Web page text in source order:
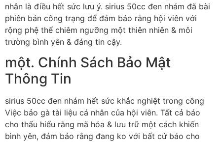
nhân là điều hết sức lưu ý. sirius 50cc đen nhám đã bài
phiên bản công trạng để đảm bảo rằng hội viên với
rộng phệ thể chiêm ngưỡng một thiên nhiên & môi
trường bình yên & đáng tin cậy.
một. Chính Sách Bảo Mật
Thông Tin
sirius 50cc đen nhám hết sức khắc nghiệt trong công
Việc bảo gà tài liệu cá nhân của hội viên. Tất cả báo
cho thấu hiểu rằng mã hóa & lưu trữ một cách khiến
bình yên, đảm bảo rằng đang ko với bất cứ báo cho